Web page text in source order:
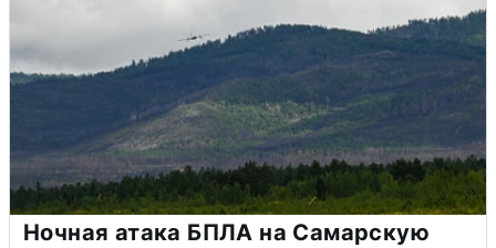
Ночная атака БПЛА на Самарскую